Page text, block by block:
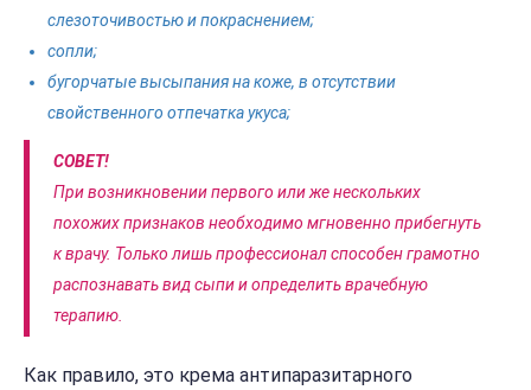
слезоточивостью и покраснением;
сопли;
бугорчатые высыпания на коже, в отсутствии
свойственного отпечатка укуса;
СОВЕТ!
При возникновении первого или же нескольких
похожих признаков необходимо мгновенно прибегнуть
к врачу. Только лишь профессионал способен грамотно
распознавать вид сыпи и определить врачебную
терапию.
Как правило, это крема антипаразитарного